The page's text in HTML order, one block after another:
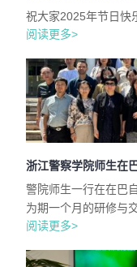
祝大家2025年节日快
阅读更多>
浙江警察学院师生在
警院师生一行在在巴
为期一个月的研修与交
阅读更多>